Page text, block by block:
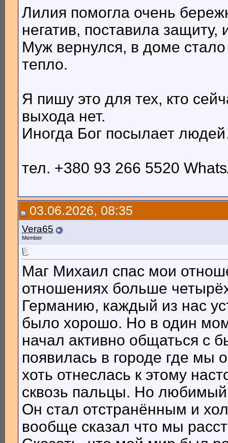
Лилия помогла очень
негатив, поставила
Муж вернулся, в доме
тепло.
Я пишу это для тех, кто
выхода нет.
Иногда Бог посылает
тел. +380 93 266 5520
03.06.2026, 08:35
Vera65
Member
Маг Михаил спас мои
отношениях больше
Германию, каждый из нас
было хорошо. Но в один
начал активно общаться с
появилась в городе где мы
хоть отнеслась к этому
сквозь пальцы. Но
Он стал отстранённым и
вообще сказал что мы